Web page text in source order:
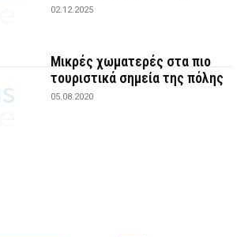
02.12.2025
Μικρές χωματερές στα πιο
τουριστικά σημεία της πόλης
05.08.2020